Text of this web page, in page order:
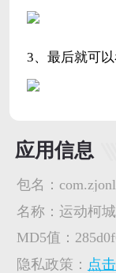
3、最后就可以
应用信息
包名：
名称： 运动柯城
MD5值：
隐私政策： 点